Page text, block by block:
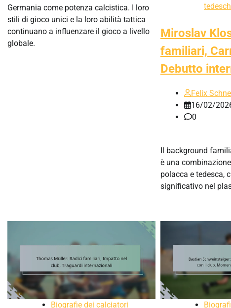
Germania come potenza calcistica. I loro
stili di gioco unici e la loro abilità tattica
continuano a influenzare il gioco a livello
globale.
Miroslav
familiari,
Debutto
Felix
16/02/
0
Il background
è una
polacca e tedesca,
significativo nel
Biografie dei calciatori